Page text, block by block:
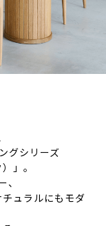
グシリーズ
」。
ュラルにもモダ